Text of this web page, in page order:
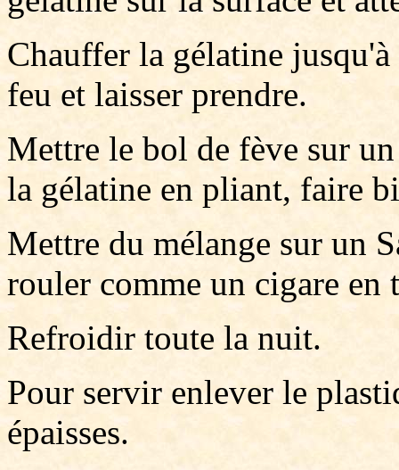
Chauffer la gélatine
feu et laisser prendre.
Mettre le bol de fève sur
la gélatine en pliant, faire
Mettre du mélange sur un
rouler comme un cigare en
Refroidir toute la nuit.
Pour servir enlever le
épaisses.